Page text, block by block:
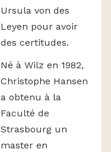
Ursula von des
Leyen pour avoir
des certitudes.
Né à Wilz en 1982,
Christophe Hansen
a obtenu à la
Faculté de
Strasbourg un
master en